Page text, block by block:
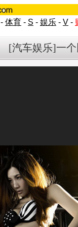
- 体育 - S - 娱乐 - V -
[汽车娱乐]一